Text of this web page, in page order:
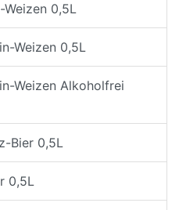
0,5L
Weizen 0,5L
Weizen Alkoholfrei
Bier 0,5L
0,5L